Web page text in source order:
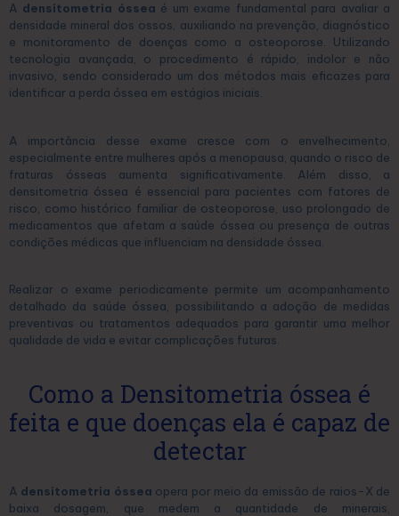
A densitometria óssea é um exame fundamental para avaliar a
densidade mineral dos ossos, auxiliando na prevenção, diagnóstico
e monitoramento de doenças como a osteoporose. Utilizando
tecnologia avançada, o procedimento é rápido, indolor e não
invasivo, sendo considerado um dos métodos mais eficazes para
identificar a perda óssea em estágios iniciais.
A importância desse exame cresce com o envelhecimento,
especialmente entre mulheres após a menopausa, quando o risco de
fraturas ósseas aumenta significativamente. Além disso, a
densitometria óssea é essencial para pacientes com fatores de
risco, como histórico familiar de osteoporose, uso prolongado de
medicamentos que afetam a saúde óssea ou presença de outras
condições médicas que influenciam na densidade óssea.
Realizar o exame periodicamente permite um acompanhamento
detalhado da saúde óssea, possibilitando a adoção de medidas
preventivas ou tratamentos adequados para garantir uma melhor
qualidade de vida e evitar complicações futuras.
Como a Densitometria óssea é
feita e que doenças ela é capaz de
detectar
A densitometria óssea opera por meio da emissão de raios-X de
baixa dosagem, que medem a quantidade de minerais,